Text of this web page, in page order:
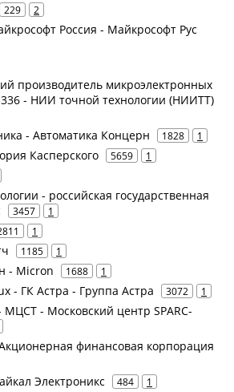
229 2
Россия - Майкрософт Рус
производитель микроэлектронных
- НИИ точной технологии (НИИТТ)
- Автоматика Концерн 1828 1
Касперского 5659 1
- российская государственная
3457 1
1
1185 1
- Micron 1688 1
- ГК Астра - Группа Астра 3072 1
- Московский центр SPARC-
финансовая корпорация
Электроникс 484 1